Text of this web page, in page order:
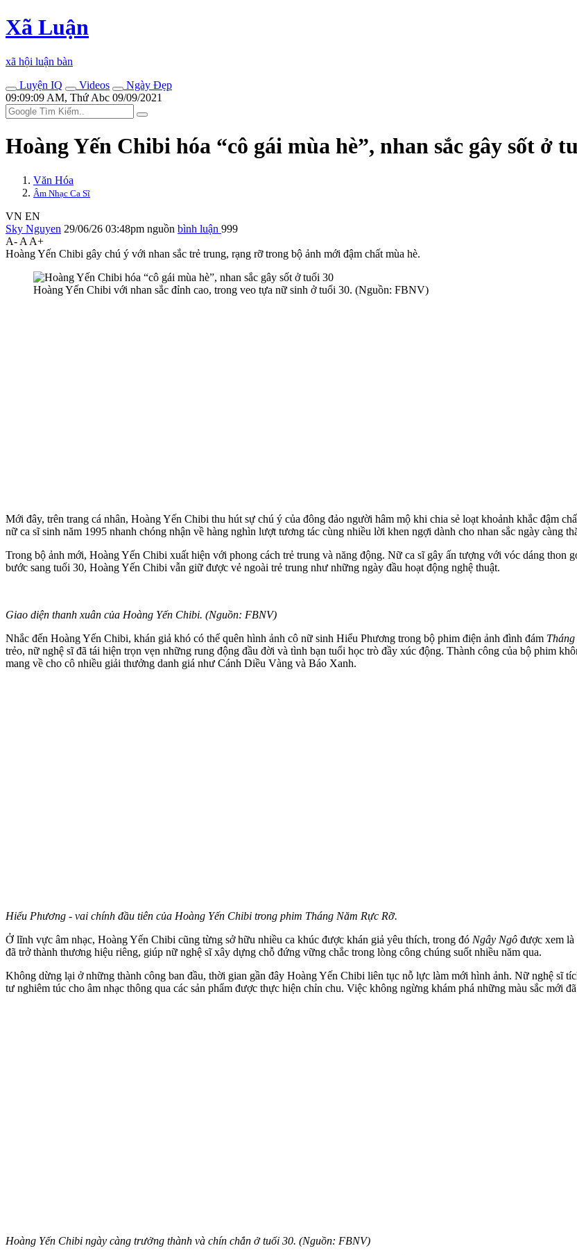
Xã Luận
xã hội luận bàn
Luyện IQ
Videos
Ngày Đẹp
09:09:09 AM, Thứ Abc 09/09/2021
Hoàng Yến Chibi hóa “cô gái mùa hè”, nhan sắc gây sốt ở
Văn Hóa
Âm Nhạc Ca Sĩ
VN EN
Sky Nguyen 29/06/26 03:48pm nguồn bình luận 999
A- A A+
Hoàng Yến Chibi gây chú ý với nhan sắc trẻ trung, rạng rỡ trong bộ ảnh mới đậm chất mùa hè.
Hoàng Yến Chibi với nhan sắc đỉnh cao, trong veo tựa nữ sinh ở tuổi 30. (Nguồn: FBNV)
Mới đây, trên trang cá nhân, Hoàng Yến Chibi thu hút sự chú ý của đông đảo người hâm mộ khi chia sẻ loạt khoảnh khắc đậm
nữ ca sĩ sinh năm 1995 nhanh chóng nhận về hàng nghìn lượt tương tác cùng nhiều lời khen ngợi dành cho nhan sắc ngày càng
Trong bộ ảnh mới, Hoàng Yến Chibi xuất hiện với phong cách trẻ trung và năng động. Nữ ca sĩ gây ấn tượng với vóc dáng thon
bước sang tuổi 30, Hoàng Yến Chibi vẫn giữ được vẻ ngoài trẻ trung như những ngày đầu hoạt động nghệ thuật.
Giao diện thanh xuân của Hoàng Yến Chibi. (Nguồn: FBNV)
Nhắc đến Hoàng Yến Chibi, khán giả khó có thể quên hình ảnh cô nữ sinh Hiểu Phương trong bộ phim điện ảnh đình đám
trẻo, nữ nghệ sĩ đã tái hiện trọn vẹn những rung động đầu đời và tình bạn tuổi học trò đầy xúc động. Thành công của bộ phim
mang về cho cô nhiều giải thưởng danh giá như Cánh Diều Vàng và Báo Xanh.
Hiểu Phương - vai chính đầu tiên của Hoàng Yến Chibi trong phim Tháng Năm Rực Rỡ.
Ở lĩnh vực âm nhạc, Hoàng Yến Chibi cũng từng sở hữu nhiều ca khúc được khán giả yêu thích, trong đó Ngây Ngô được xem là
đã trở thành thương hiệu riêng, giúp nữ nghệ sĩ xây dựng chỗ đứng vững chắc trong lòng công chúng suốt nhiều năm qua.
Không dừng lại ở những thành công ban đầu, thời gian gần đây Hoàng Yến Chibi liên tục nỗ lực làm mới hình ảnh. Nữ nghệ sĩ
tư nghiêm túc cho âm nhạc thông qua các sản phẩm được thực hiện chỉn chu. Việc không ngừng khám phá những màu sắc mới
Hoàng Yến Chibi ngày càng trưởng thành và chín chắn ở tuổi 30. (Nguồn: FBNV)